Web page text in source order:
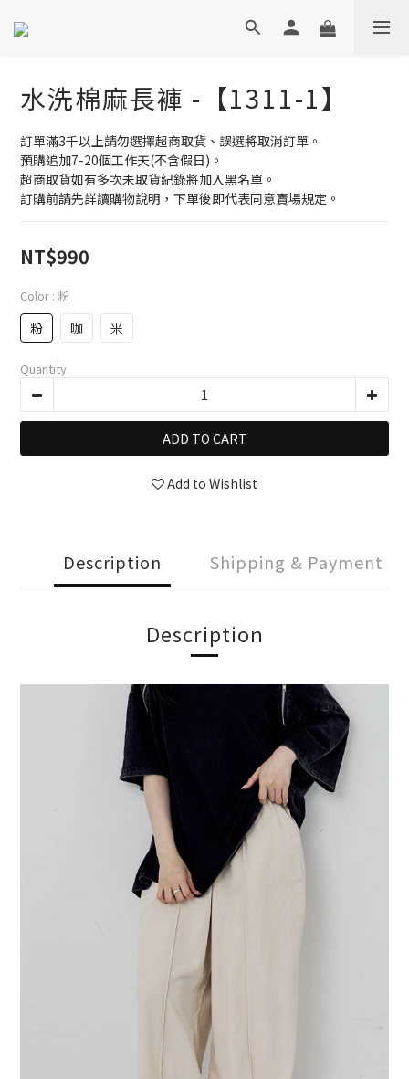
水洗棉麻長褲 -【1311-1】
訂單滿3千以上請勿選擇超商取貨、誤選將取消訂單。
預購追加7-20個工作天(不含假日)。
超商取貨如有多次未取貨紀錄將加入黑名單。
訂購前請先詳讀購物說明，下單後即代表同意賣場規定。
NT$990
Color : 粉
粉 咖 米
Quantity
ADD TO CART
Add to Wishlist
Description Shipping & Payment
Description